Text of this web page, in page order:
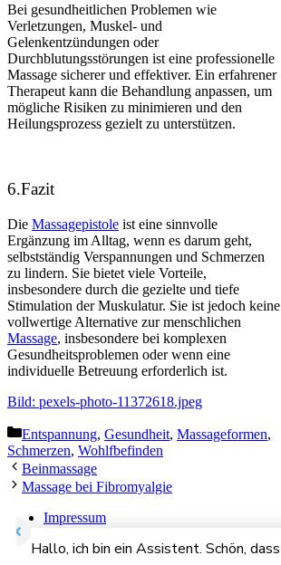
Bei gesundheitlichen Problemen wie
Verletzungen, Muskel- und
Gelenkentzündungen oder
Durchblutungsstörungen ist eine professionelle
Massage sicherer und effektiver. Ein erfahrener
Therapeut kann die Behandlung anpassen, um
mögliche Risiken zu minimieren und den
Heilungsprozess gezielt zu unterstützen.
6.Fazit
Die Massagepistole ist eine sinnvolle
Ergänzung im Alltag, wenn es darum geht,
selbstständig Verspannungen und Schmerzen
zu lindern. Sie bietet viele Vorteile,
insbesondere durch die gezielte und tiefe
Stimulation der Muskulatur. Sie ist jedoch keine
vollwertige Alternative zur menschlichen
Massage, insbesondere bei komplexen
Gesundheitsproblemen oder wenn eine
individuelle Betreuung erforderlich ist.
Bild: pexels-photo-11372618.jpeg
Categories
Entspannung, Gesundheit, Massageformen,
Schmerzen, Wohlfbefinden
Beinmassage
Massage bei Fibromyalgie
Impressum
Cookie-Richtlinien